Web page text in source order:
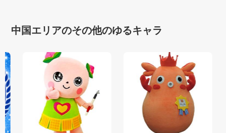
中国エリアのその他のゆるキャラ